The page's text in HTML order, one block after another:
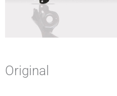
Original